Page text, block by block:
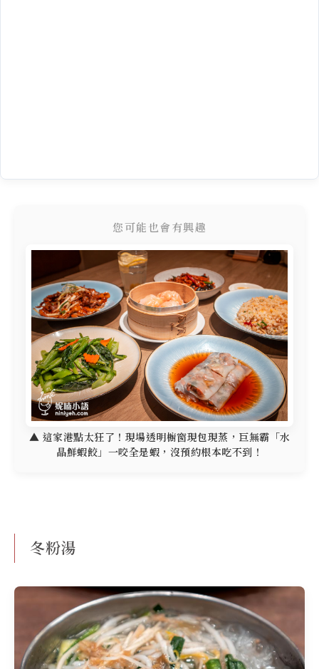
您可能也會有興趣
▲ 這家港點太狂了！現場透明櫥窗現包現蒸，巨無霸「水
晶鮮蝦餃」一咬全是蝦，沒預約根本吃不到！
冬粉湯